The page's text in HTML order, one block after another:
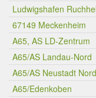
Ludwigshafen
67149 Meckenheim
A65, AS LD-Zentrum
A65/AS Landau-Nord
A65/AS Neustadt Nord
A65/Edenkoben